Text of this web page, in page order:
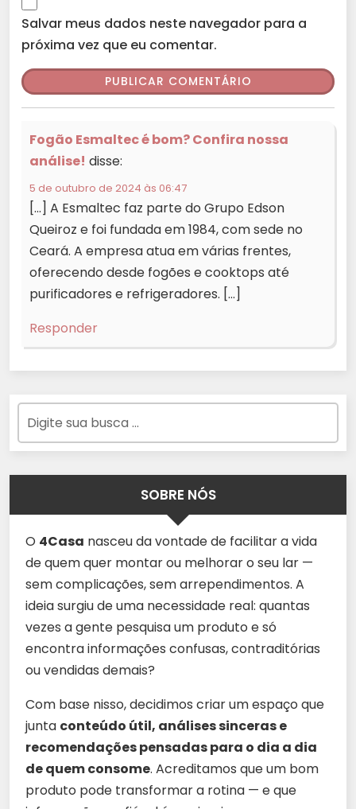
Salvar meus dados neste navegador para a
próxima vez que eu comentar.
Fogão Esmaltec é bom? Confira nossa
análise! disse:
5 de outubro de 2024 às 06:47
[…] A Esmaltec faz parte do Grupo Edson
Queiroz e foi fundada em 1984, com sede no
Ceará. A empresa atua em várias frentes,
oferecendo desde fogões e cooktops até
purificadores e refrigeradores. […]
Responder
SOBRE NÓS
O 4Casa nasceu da vontade de facilitar a vida
de quem quer montar ou melhorar o seu lar —
sem complicações, sem arrependimentos. A
ideia surgiu de uma necessidade real: quantas
vezes a gente pesquisa um produto e só
encontra informações confusas, contraditórias
ou vendidas demais?
Com base nisso, decidimos criar um espaço que
junta conteúdo útil, análises sinceras e
recomendações pensadas para o dia a dia
de quem consome. Acreditamos que um bom
produto pode transformar a rotina — e que